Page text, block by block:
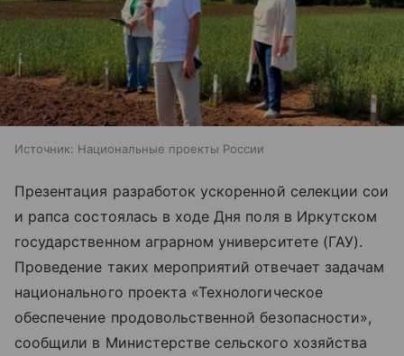
Источник: Национальные проекты России
Презентация разработок ускоренной селекции сои
и рапса состоялась в ходе Дня поля в Иркутском
государственном аграрном университете (ГАУ).
Проведение таких мероприятий отвечает задачам
национального проекта «Технологическое
обеспечение продовольственной безопасности»,
сообщили в Министерстве сельского хозяйства